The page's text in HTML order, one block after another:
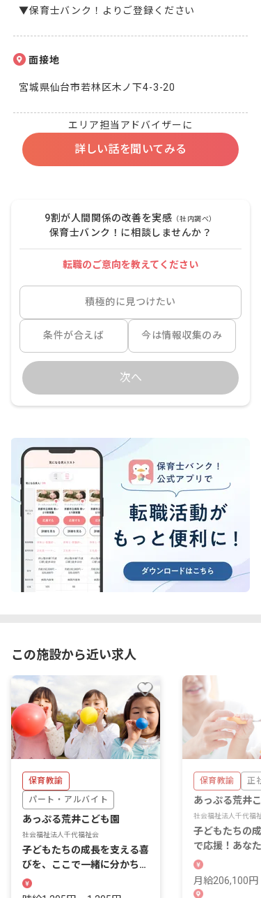
▼保育士バンク！よりご登録ください
面接地
宮城県仙台市若林区木ノ下4-3-20
エリア担当アドバイザーに
詳しい話を聞いてみる
9割が人間関係の改善を実感 （社内調べ）
保育士バンク！に相談しませんか？
転職のご意向を教えてください
積極的に見つけたい
条件が合えば 今は情報収集のみ
次へ
この施設から近い求人
保育教諭
パート・アルバイト
あっぷる荒井こども園
社会福祉法人千代福祉会
子どもたちの成長を支える喜
びを、ここで一緒に分かち合
いませんか？
保育教諭 正
あっぷる荒井こ
社会福祉法人千代福祉
子どもたちの
で応援！あな
輝く場所です。
月給206,100